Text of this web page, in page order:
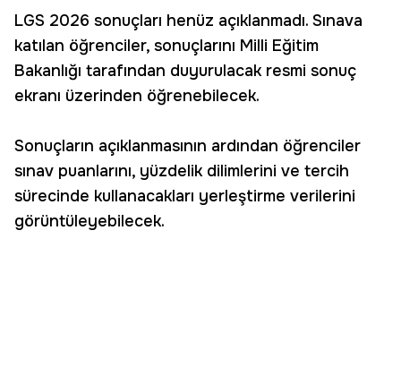
LGS 2026 sonuçları henüz açıklanmadı. Sınava
katılan öğrenciler, sonuçlarını Milli Eğitim
Bakanlığı tarafından duyurulacak resmi sonuç
ekranı üzerinden öğrenebilecek.
Sonuçların açıklanmasının ardından öğrenciler
sınav puanlarını, yüzdelik dilimlerini ve tercih
sürecinde kullanacakları yerleştirme verilerini
görüntüleyebilecek.